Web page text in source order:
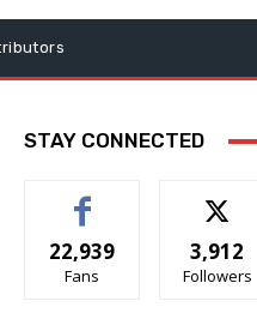
STAY CONNECTED
22,939
Fans
3,912
Followers